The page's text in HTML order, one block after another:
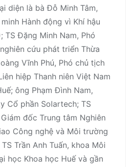
diện là bà Đỗ Minh Tâm,
Hành động vì Khí hậu
TS Đặng Minh Nam, Phó
cứu phát triển Thừa
Vĩnh Phú, Phó chủ tịch
hiệp Thanh niên Việt Nam
ông Phạm Đình Nam,
Cổ phần Solartech; TS
đốc Trung tâm Nghiên
Công nghệ và Môi trường
Trần Anh Tuấn, khoa Môi
học Khoa học Huế và gần